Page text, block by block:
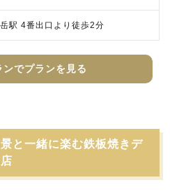
駅 4番出口より徒歩2分
でプランを見る
と一緒に楽む鉄板焼きデ